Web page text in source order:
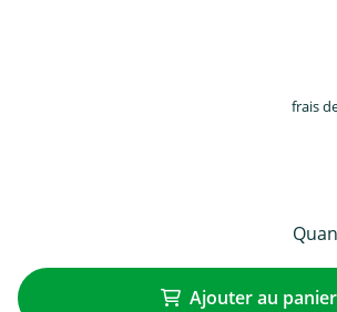
frais
Ajouter au panier